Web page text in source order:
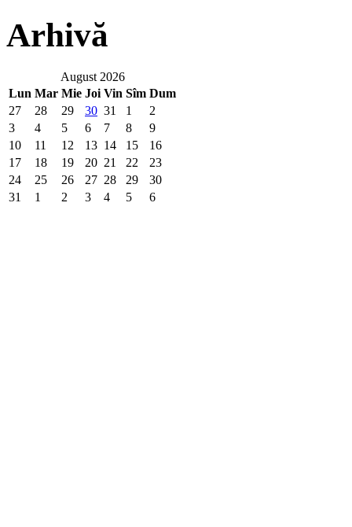
Arhivă
August 2026
Lun Mar Mie Joi Vin Sîm Dum
27
28 29 30 31 1
2
3
4 5 6 7 8
9
10
11 12 13 14 15
16
17
18 19 20 21 22
23
24
25 26 27 28 29
30
31
1 2 3 4 5 6